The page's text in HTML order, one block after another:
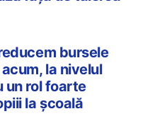
bursele
la nivelul
un rol foarte
la școală